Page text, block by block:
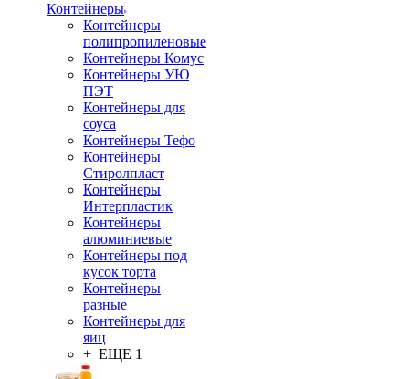
Контейнеры
Контейнеры
полипропиленовые
Контейнеры Комус
Контейнеры УЮ
ПЭТ
Контейнеры для
соуса
Контейнеры Тефо
Контейнеры
Стиролпласт
Контейнеры
Интерпластик
Контейнеры
алюминиевые
Контейнеры под
кусок торта
Контейнеры
разные
Контейнеры для
яиц
+ ЕЩЕ 1